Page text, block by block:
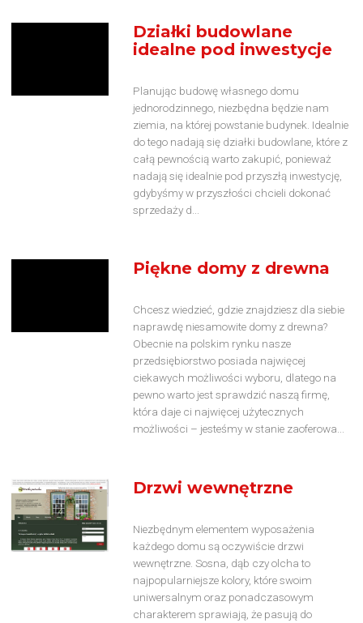
Działki budowlane
idealne pod inwestycje
Planując budowę własnego domu
jednorodzinnego, niezbędna będzie nam
ziemia, na której powstanie budynek. Idealnie
do tego nadają się działki budowlane, które z
całą pewnością warto zakupić, ponieważ
nadają się idealnie pod przyszłą inwestycję,
gdybyśmy w przyszłości chcieli dokonać
sprzedaży d...
Piękne domy z drewna
Chcesz wiedzieć, gdzie znajdziesz dla siebie
naprawdę niesamowite domy z drewna?
Obecnie na polskim rynku nasze
przedsiębiorstwo posiada najwięcej
ciekawych możliwości wyboru, dlatego na
pewno warto jest sprawdzić naszą firmę,
która daje ci najwięcej użytecznych
możliwości – jesteśmy w stanie zaoferowa...
Drzwi wewnętrzne
Niezbędnym elementem wyposażenia
każdego domu są oczywiście drzwi
wewnętrzne. Sosna, dąb czy olcha to
najpopularniejsze kolory, które swoim
uniwersalnym oraz ponadczasowym
charakterem sprawiają, że pasują do